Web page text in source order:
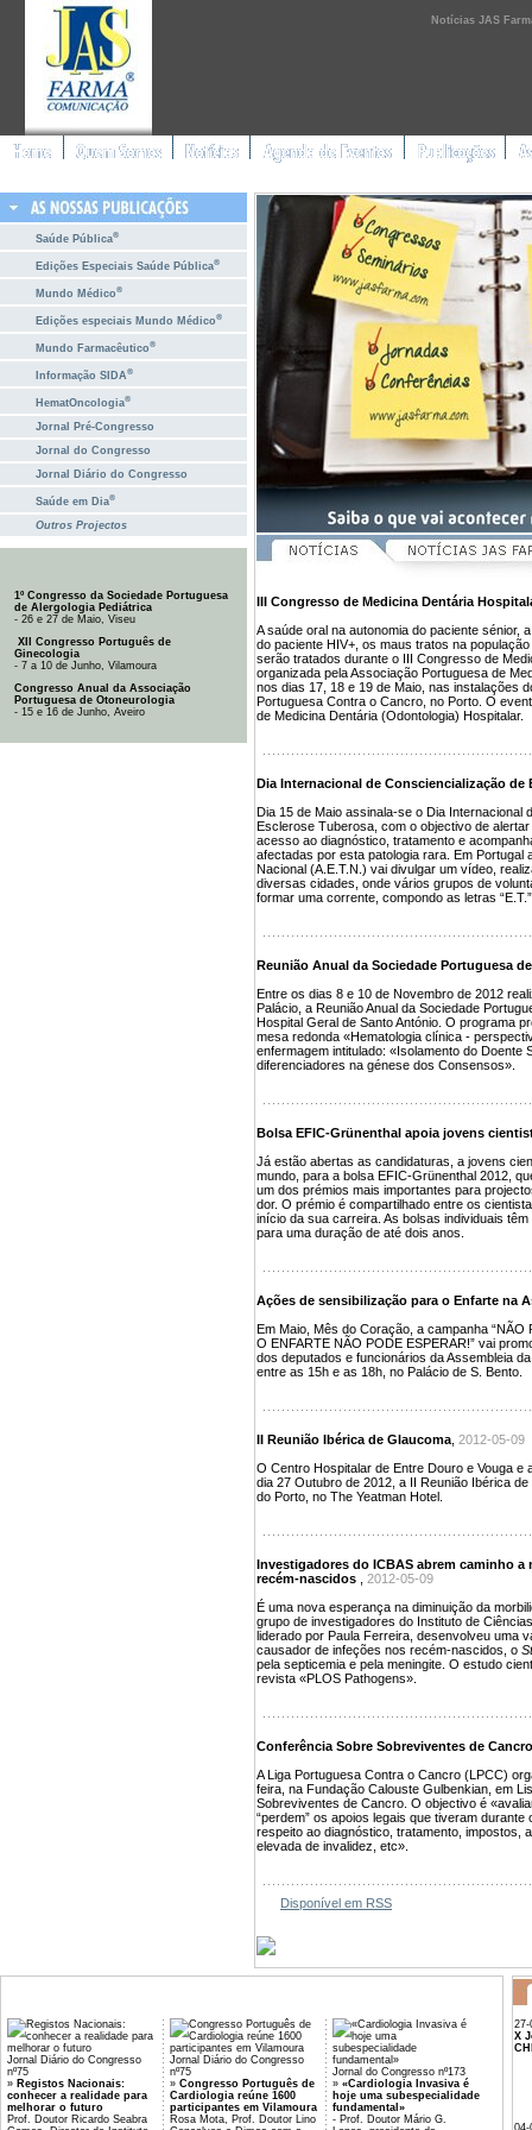
Notícias JAS
Saúde Pública®
Edições Especiais Saúde Pública®
Mundo Médico®
Edições especiais Mundo Médico®
Mundo Farmacêutico®
Informação SIDA®
HematOncologia®
Jornal Pré-Congresso
Jornal do Congresso
Jornal Diário do Congresso
Saúde em Dia®
Outros Projectos
1º Congresso da Sociedade Portuguesa
de Alergologia Pediátrica
- 26 e 27 de Maio, Viseu
XII Congresso Português de
Ginecologia
- 7 a 10 de Junho, Vilamoura
Congresso Anual da Associação
Portuguesa de Otoneurologia
- 15 e 16 de Junho, Aveiro
III Congresso de Medicina Dentária
A saúde oral na autonomia do paciente sénior,
do paciente HIV+, os maus tratos na
serão tratados durante o III Congresso de
organizada pela Associação Portuguesa de
nos dias 17, 18 e 19 de Maio, nas instalações
Portuguesa Contra o Cancro, no Porto. O
de Medicina Dentária (Odontologia) Hospitalar.
Dia Internacional de Consciencialização de
Dia 15 de Maio assinala-se o Dia Internacional
Esclerose Tuberosa, com o objectivo de
acesso ao diagnóstico, tratamento e
afectadas por esta patologia rara. Em
Nacional (A.E.T.N.) vai divulgar um vídeo,
diversas cidades, onde vários grupos de
formar uma corrente, compondo as letras
Reunião Anual da Sociedade Portuguesa
Entre os dias 8 e 10 de Novembro de 2012
Palácio, a Reunião Anual da Sociedade
Hospital Geral de Santo António. O programa
mesa redonda «Hematologia clínica -
enfermagem intitulado: «Isolamento do Doente
diferenciadores na génese dos Consensos».
Bolsa EFIC-Grünenthal apoia jovens
Já estão abertas as candidaturas, a jovens
mundo, para a bolsa EFIC-Grünenthal 2012,
um dos prémios mais importantes para
dor. O prémio é compartilhado entre os
início da sua carreira. As bolsas individuais
para uma duração de até dois anos.
Ações de sensibilização para o Enfarte na
Em Maio, Mês do Coração, a campanha “NÃO
O ENFARTE NÃO PODE ESPERAR!” vai
dos deputados e funcionários da Assembleia
entre as 15h e as 18h, no Palácio de S. Bento.
II Reunião Ibérica de Glaucoma 2012-05-09
O Centro Hospitalar de Entre Douro e Vouga e
dia 27 Outubro de 2012, a II Reunião Ibérica
do Porto, no The Yeatman Hotel.
Investigadores do ICBAS abrem caminho
recém-nascidos
2012-05-09
É uma nova esperança na diminuição da
grupo de investigadores do Instituto de
liderado por Paula Ferreira, desenvolveu uma
causador de infeções nos recém-nascidos, o
pela septicemia e pela meningite. O estudo
revista «PLOS Pathogens».
Conferência Sobre Sobreviventes de Cancro
A Liga Portuguesa Contra o Cancro (LPCC)
feira, na Fundação Calouste Gulbenkian, em
Sobreviventes de Cancro. O objectivo é
“perdem” os apoios legais que tiveram
respeito ao diagnóstico, tratamento, impostos,
elevada de invalidez, etc».
Disponível em RSS
Jornal Diário do Congresso
nº75
» Registos Nacionais:
conhecer a realidade para
melhorar o futuro
Prof. Doutor Ricardo Seabra
Jornal Diário do Congresso
nº75
» Congresso Português de
Cardiologia reúne 1600
participantes em Vilamoura
Rosa Mota, Prof. Doutor Lino
Jornal do Congresso nº173
» «Cardiologia Invasiva é
hoje uma subespecialidade
fundamental»
- Prof. Doutor Mário G.
27-
X
04-